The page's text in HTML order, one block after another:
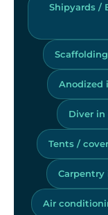
Shipyards /
Anodized
Diver in
Tents /
Carpentry
Air